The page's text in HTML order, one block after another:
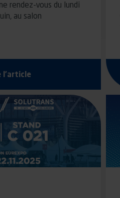
rendez-vous du lundi
au salon
l'article